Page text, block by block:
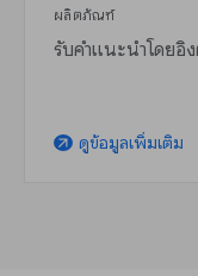
ผลิตภัณฑ์
รับคำแนะนำโดยอิ
arrow_outward ดูข้อมูลเพิ่มเติม